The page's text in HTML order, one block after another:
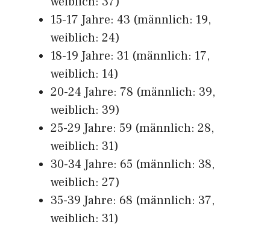
15-17 Jahre: 43 (männlich: 19,
weiblich: 24)
18-19 Jahre: 31 (männlich: 17,
weiblich: 14)
20-24 Jahre: 78 (männlich: 39,
weiblich: 39)
25-29 Jahre: 59 (männlich: 28,
weiblich: 31)
30-34 Jahre: 65 (männlich: 38,
weiblich: 27)
35-39 Jahre: 68 (männlich: 37,
weiblich: 31)